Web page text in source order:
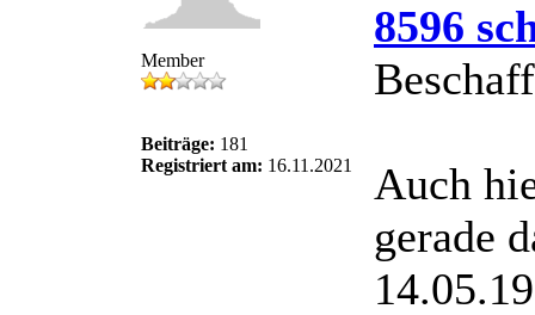
Member
Beiträge: 181
Registriert am: 16.11.2021
8596
Auch
gerade